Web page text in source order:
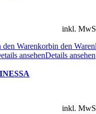
inkl.
den Warenkorbin den
ansehenDetails ansehen
INESSA
inkl.